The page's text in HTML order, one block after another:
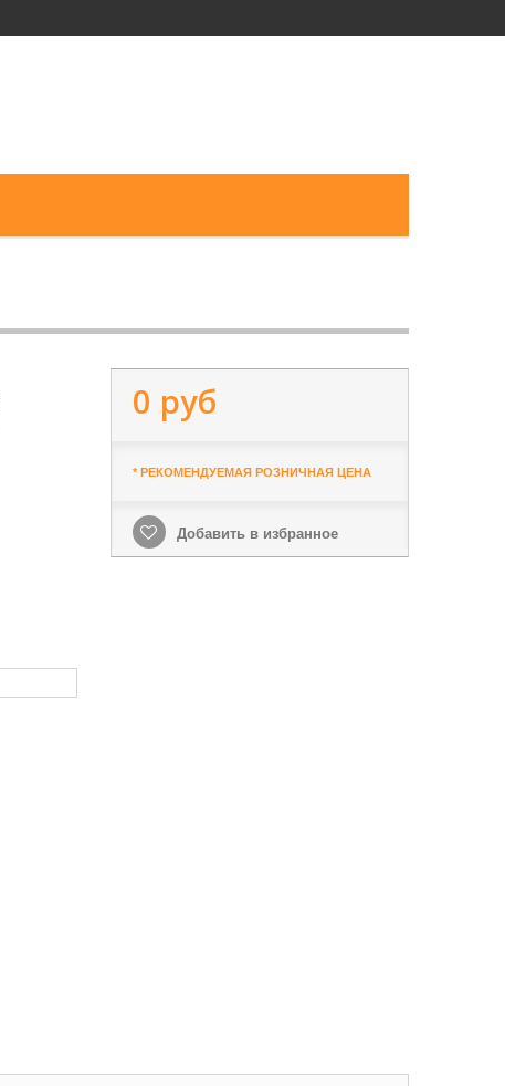
0 руб
* РЕКОМЕНДУЕМАЯ РОЗНИЧНАЯ ЦЕНА
Добавить в избранное